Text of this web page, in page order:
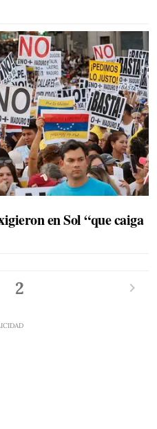
en Sol “que caiga
2